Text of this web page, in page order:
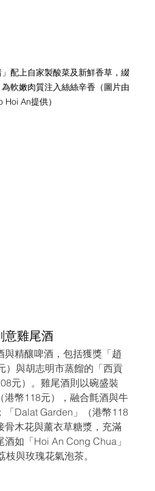
配上自家製酸菜及新鮮香草，綴
軟嫩肉質注入絲絲辛香 （圖片由
Hoi An提供）
意雞尾酒
與精釀啤酒，包括獲獎「趙
）與胡志明市蒸餾的「西貢
元）。雞尾酒則以碗盛裝
港幣118元），融合氈酒與牛
「Dalat Garden」（港幣118
骨木花與薰衣草糖漿，充滿
如「Hoi An Cong Chua」
枝與玫瑰花氣泡茶。